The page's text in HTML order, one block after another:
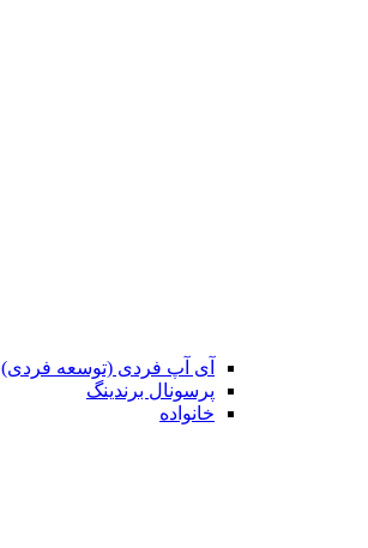
آی آپ فردی (توسعه فردی)
پرسونال برندینگ
خانواده